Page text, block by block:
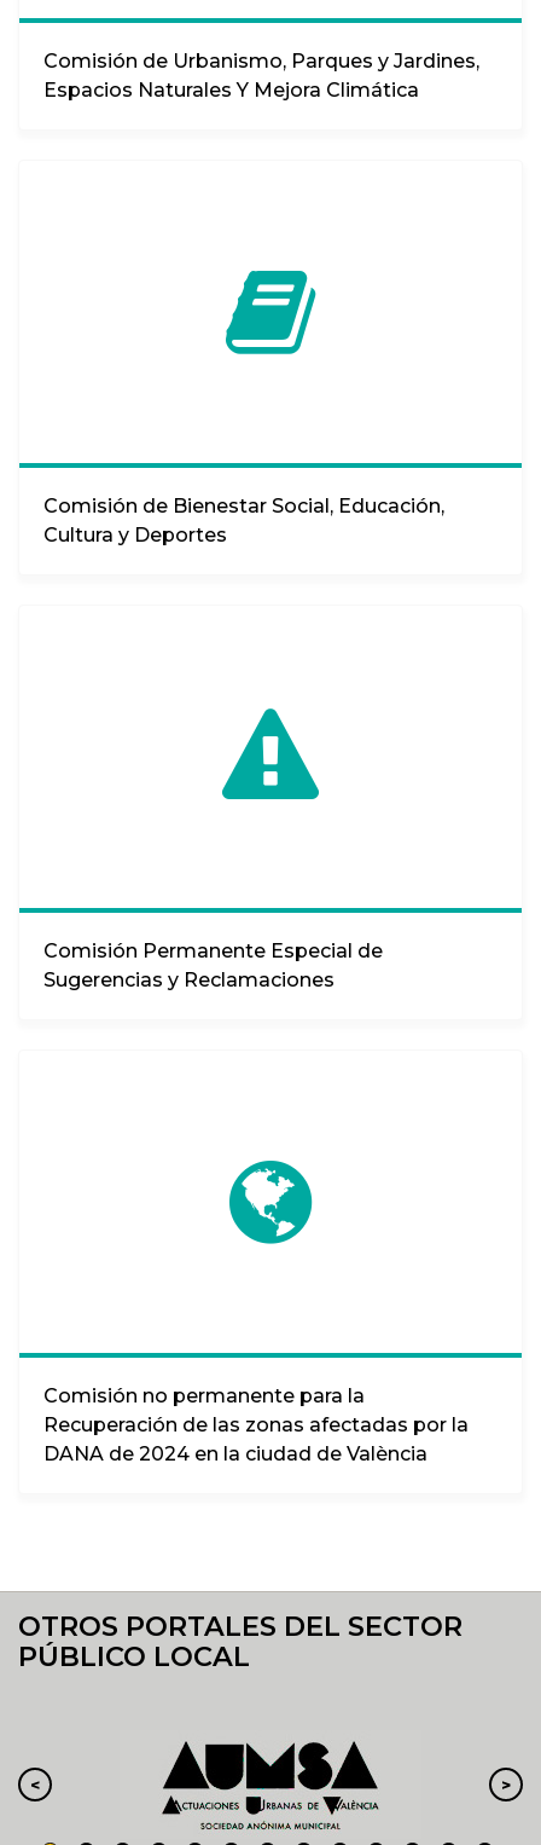
Comisión de Urbanismo, Parques y Jardines,
Espacios Naturales Y Mejora Climática
Comisión de Bienestar Social, Educación,
Cultura y Deportes
Comisión Permanente Especial de
Sugerencias y Reclamaciones
Comisión no permanente para la
Recuperación de las zonas afectadas por la
DANA de 2024 en la ciudad de València
OTROS PORTALES DEL SECTOR
PÚBLICO LOCAL